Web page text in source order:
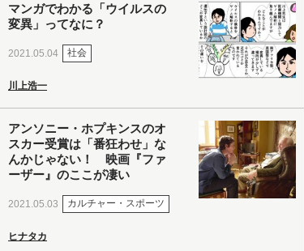
マンガでわかる「ウイルスの
変異」ってなに？
2021.05.04 社会
川上浩一
アンソニー・ホプキンスのオ
スカー受賞は「番狂わせ」な
んかじゃない！ 映画『ファ
ーザー』のここが凄い
2021.05.03 カルチャー・スポーツ
ヒナタカ